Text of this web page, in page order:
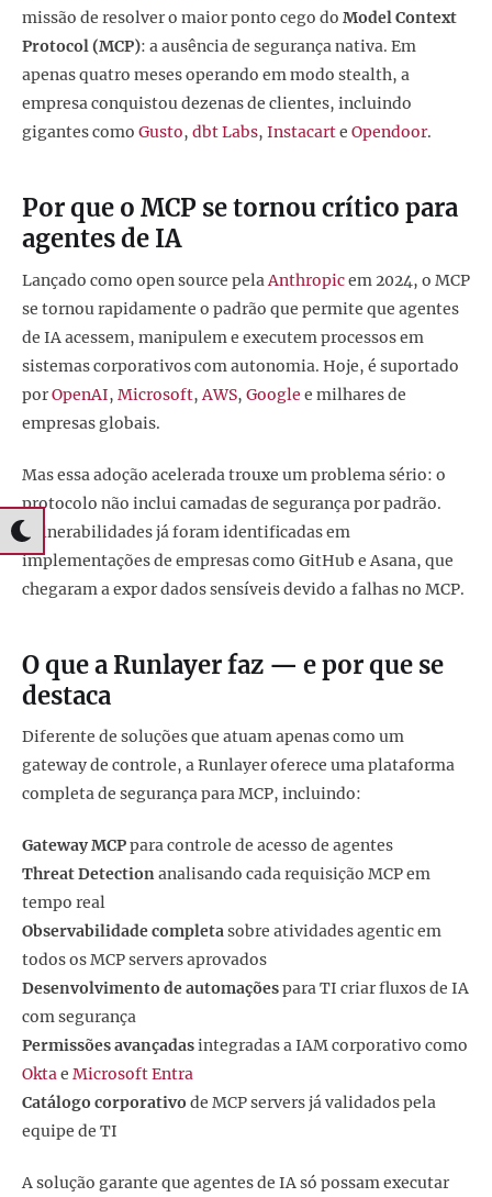
missão de resolver o maior ponto cego do Model Context
Protocol (MCP): a ausência de segurança nativa. Em
apenas quatro meses operando em modo stealth, a
empresa conquistou dezenas de clientes, incluindo
gigantes como Gusto, dbt Labs, Instacarte Opendoor.
Por que o MCP se tornou crítico para
agentes de IA
Lançado como open source pelaAnthropicem 2024, o MCP
se tornou rapidamente o padrão que permite que agentes
de IA acessem, manipulem e executem processos em
sistemas corporativos com autonomia. Hoje, é suportado
porOpenAI, Microsoft,AWS, Google e milhares de
empresas globais.
Mas essa adoção acelerada trouxe um problema sério: o
protocolo não inclui camadas de segurança por padrão.
Vulnerabilidades já foram identificadas em
implementações de empresas como GitHub e Asana, que
chegaram a expor dados sensíveis devido a falhas no MCP.
O que a Runlayer faz — e por que se
destaca
Diferente de soluções que atuam apenas como um
gateway de controle, a Runlayer oferece uma plataforma
completa de segurança para MCP, incluindo:
Gateway MCPpara controle de acesso de agentes
Threat Detectionanalisando cada requisição MCP em
tempo real
Observabilidade completasobre atividades agentic em
todos os MCP servers aprovados
Desenvolvimento de automaçõespara TI criar fluxos de IA
com segurança
Permissões avançadasintegradas a IAM corporativo como
Oktae Microsoft Entra
Catálogo corporativo de MCP servers já validados pela
equipe de TI
A solução garante que agentes de IA só possam executar